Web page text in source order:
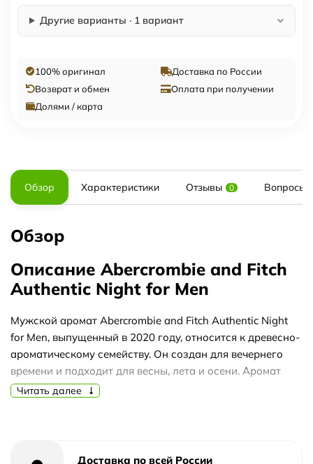
Другие варианты · 1 вариант
100% оригинал
Доставка по России
Возврат и обмен
Оплата при получении
Долями / карта
Обзор Характеристики Отзывы 0 Вопросы
Обзор
Описание Abercrombie and Fitch
Authentic Night for Men
Мужской аромат Abercrombie and Fitch Authentic Night
for Men, выпущенный в 2020 году, относится к древесно-
ароматическому семейству. Он создан для вечернего
времени и подходит для весны, лета и осени. Аромат
отличается свежим и динамичным характером, что
Читать далее
Доставка по всей России